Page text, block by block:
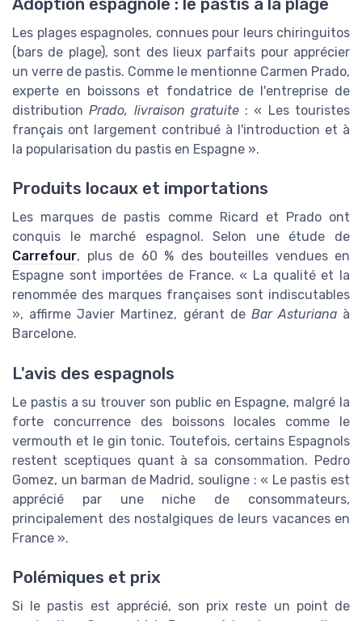
Adoption espagnole : le pastis à la plage
Les plages espagnoles, connues pour leurs chiringuitos
(bars de plage), sont des lieux parfaits pour apprécier
un verre de pastis. Comme le mentionne Carmen Prado,
experte en boissons et fondatrice de l'entreprise de
distributionPrado, livraison gratuite: « Les touristes
français ont largement contribué à l'introduction et à
la popularisation du pastis en Espagne ».
Produits locaux et importations
Les marques de pastis comme Ricard et Prado ont
conquis le marché espagnol. Selon une étude de
Carrefour, plus de 60 % des bouteilles vendues en
Espagne sont importées de France. « La qualité et la
renommée des marques françaises sont indiscutables
», affirme Javier Martinez, gérant de Bar Asturianaà
Barcelone.
L'avis des espagnols
Le pastis a su trouver son public en Espagne, malgré la
forte concurrence des boissons locales comme le
vermouth et le gin tonic. Toutefois, certains Espagnols
restent sceptiques quant à sa consommation. Pedro
Gomez, un barman de Madrid, souligne : « Le pastis est
apprécié par une niche de consommateurs,
principalement des nostalgiques de leurs vacances en
France ».
Polémiques et prix
Si le pastis est apprécié, son prix reste un point de